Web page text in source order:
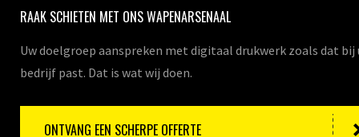
RAAK SCHIETEN MET ONS WAPENARSENAAL
Uw doelgroep aanspreken met digitaal drukwerk zoals dat bij
bedrijf past. Dat is wat wij doen.
ONTVANG EEN SCHERPE OFFERTE